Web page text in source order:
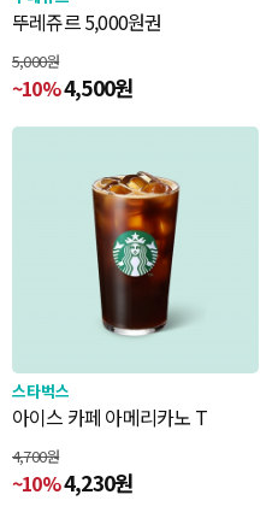
뚜레쥬르 5,000원권
5,000원
~10%4,500원
스타벅스
아이스 카페 아메리카노 T
4,700원
~10%4,230원